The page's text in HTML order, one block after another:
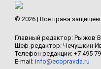
© 2026 | Все права
Главный редактор: Рыжов
Шеф-редактор: Чечушкин
Телефон редакции: +7 495
E-mail: info@ecopravda.ru